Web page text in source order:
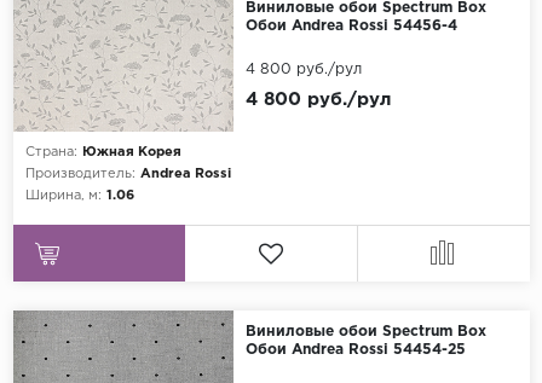
Виниловые обои Spectrum Box
Обои Andrea Rossi 54456-4
Страна:
Южная Корея
Производитель: Andrea Rossi
Ширина, м: 1.06
4 800 руб./рул
4 800 руб./рул
Виниловые обои Spectrum Box
Обои Andrea Rossi 54454-25